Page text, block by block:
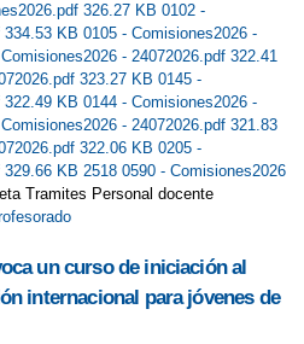
326.27 KB 0102 -
334.53 KB 0105 - Comisiones2026 -
- 24072026.pdf 322.41
323.27 KB 0145 -
322.49 KB 0144 - Comisiones2026 -
- 24072026.pdf 321.83
322.06 KB 0205 -
329.66 KB 2518 0590 - Comisiones2026
Tramites Personal docente
un curso de iniciación al
internacional para jóvenes de